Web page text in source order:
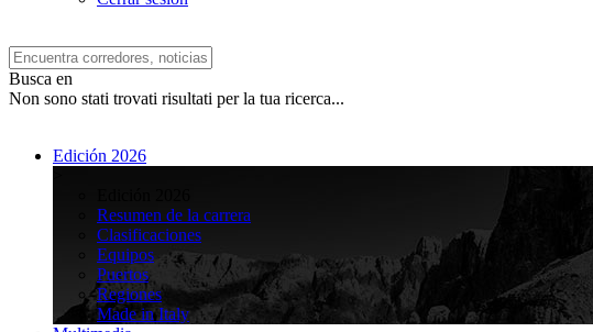
Busca en
Non sono stati trovati risultati per la tua ricerca...
Edición 2026
Resumen de la carrera
Clasificaciones
Equipos
Puertos
Regiones
Made in Italy